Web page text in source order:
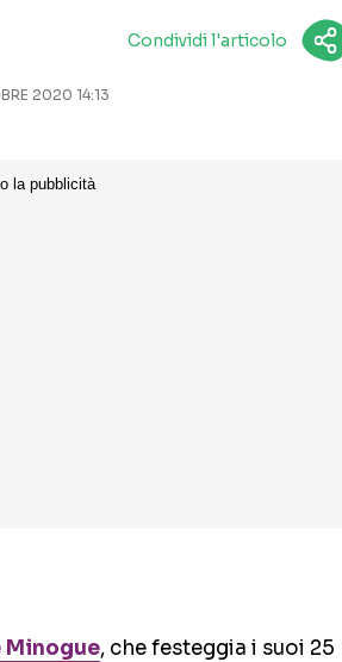
Condividi l'articolo
2020 14:13
Minogue, che festeggia i suoi 25